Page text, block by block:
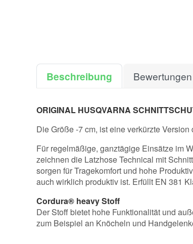
Beschreibung Bewertungen
ORIGINAL HUSQVARNA
Die Größe -7 cm, ist eine verkürzte
Für regelmäßige, ganztägige Einsätze im
zeichnen die Latzhose Technical mit
sorgen für Tragekomfort und hohe
auch wirklich produktiv ist. Erfüllt EN 381
Cordura® heavy Stoff
Der Stoff bietet hohe Funktionalität und
zum Beispiel an Knöcheln und